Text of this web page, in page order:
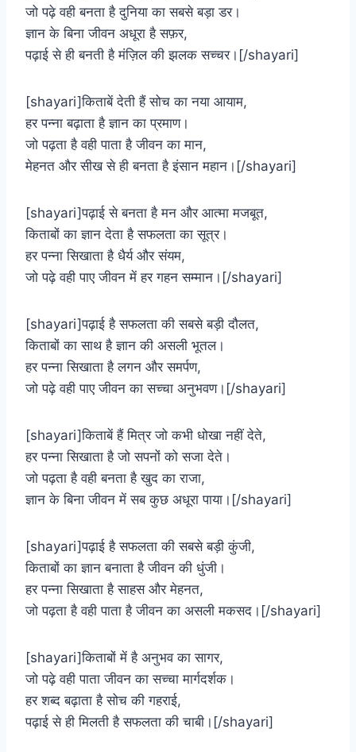
जो पढ़े वही बनता है दुनिया का सबसे बड़ा डर।
ज्ञान के बिना जीवन अधूरा है सफ़र,
पढ़ाई से ही बनती है मंज़िल की झलक सच्चर।[/shayari]
[shayari]किताबें देती हैं सोच का नया आयाम,
हर पन्ना बढ़ाता है ज्ञान का प्रमाण।
जो पढ़ता है वही पाता है जीवन का मान,
मेहनत और सीख से ही बनता है इंसान महान।[/shayari]
[shayari]पढ़ाई से बनता है मन और आत्मा मजबूत,
किताबों का ज्ञान देता है सफलता का सूत्र।
हर पन्ना सिखाता है धैर्य और संयम,
जो पढ़े वही पाए जीवन में हर गहन सम्मान।[/shayari]
[shayari]पढ़ाई है सफलता की सबसे बड़ी दौलत,
किताबों का साथ है ज्ञान की असली भूतल।
हर पन्ना सिखाता है लगन और समर्पण,
जो पढ़े वही पाए जीवन का सच्चा अनुभवण।[/shayari]
[shayari]किताबें हैं मित्र जो कभी धोखा नहीं देते,
हर पन्ना सिखाता है जो सपनों को सजा देते।
जो पढ़ता है वही बनता है खुद का राजा,
ज्ञान के बिना जीवन में सब कुछ अधूरा पाया।[/shayari]
[shayari]पढ़ाई है सफलता की सबसे बड़ी कुंजी,
किताबों का ज्ञान बनाता है जीवन की धुंजी।
हर पन्ना सिखाता है साहस और मेहनत,
जो पढ़ता है वही पाता है जीवन का असली मकसद।[/shayari]
[shayari]किताबों में है अनुभव का सागर,
जो पढ़े वही पाता जीवन का सच्चा मार्गदर्शक।
हर शब्द बढ़ाता है सोच की गहराई,
पढ़ाई से ही मिलती है सफलता की चाबी।[/shayari]